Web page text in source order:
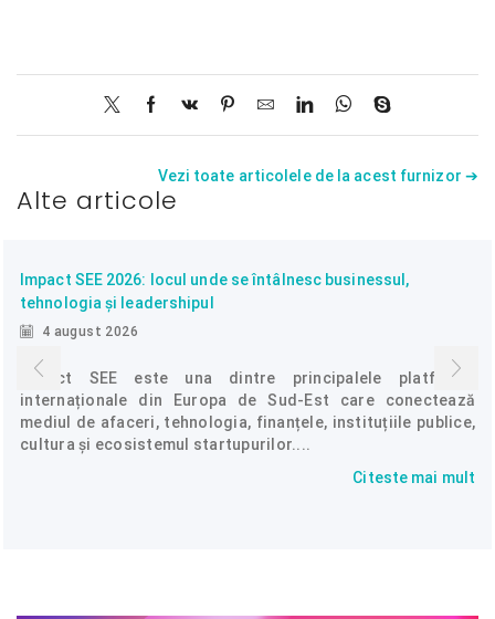
Vezi toate articolele de la acest furnizor ➔
Alte articole
Impact SEE 2026: locul unde se întâlnesc businessul,
tehnologia și leadershipul
4 august 2026
Impact SEE este una dintre principalele platforme
internaționale din Europa de Sud-Est care conectează
mediul de afaceri, tehnologia, finanțele, instituțiile publice,
cultura și ecosistemul startupurilor....
Citeste mai mult